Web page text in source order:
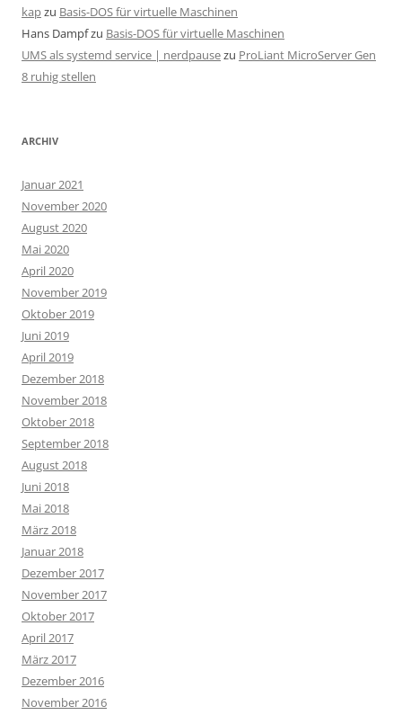
kapzu Basis-DOS für virtuelle Maschinen
Hans Dampfzu Basis-DOS für virtuelle Maschinen
UMS als systemd service | nerdpausezu ProLiant MicroServer Gen
8 ruhig stellen
ARCHIV
Januar 2021
November 2020
August 2020
Mai 2020
April 2020
November 2019
Oktober 2019
Juni 2019
April 2019
Dezember 2018
November 2018
Oktober 2018
September 2018
August 2018
Juni 2018
Mai 2018
März 2018
Januar 2018
Dezember 2017
November 2017
Oktober 2017
April 2017
März 2017
Dezember 2016
November 2016